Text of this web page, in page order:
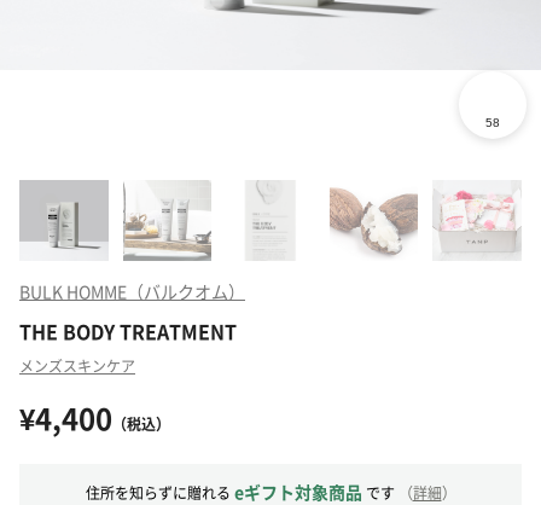
BULK HOMME（バルクオム）
THE BODY TREATMENT
メンズスキンケア
¥4,400 （税込）
住所を知らずに贈れる eギフト対象商品 です （詳細）